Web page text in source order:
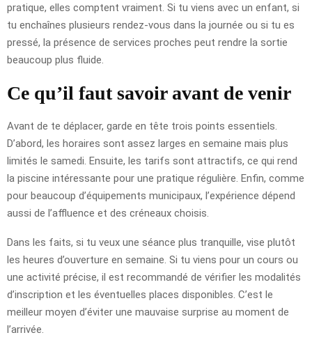
pratique, elles comptent vraiment. Si tu viens avec un enfant, si
tu enchaînes plusieurs rendez-vous dans la journée ou si tu es
pressé, la présence de services proches peut rendre la sortie
beaucoup plus fluide.
Ce qu’il faut savoir avant de venir
Avant de te déplacer, garde en tête trois points essentiels.
D’abord, les horaires sont assez larges en semaine mais plus
limités le samedi. Ensuite, les tarifs sont attractifs, ce qui rend
la piscine intéressante pour une pratique régulière. Enfin, comme
pour beaucoup d’équipements municipaux, l’expérience dépend
aussi de l’affluence et des créneaux choisis.
Dans les faits, si tu veux une séance plus tranquille, vise plutôt
les heures d’ouverture en semaine. Si tu viens pour un cours ou
une activité précise, il est recommandé de vérifier les modalités
d’inscription et les éventuelles places disponibles. C’est le
meilleur moyen d’éviter une mauvaise surprise au moment de
l’arrivée.